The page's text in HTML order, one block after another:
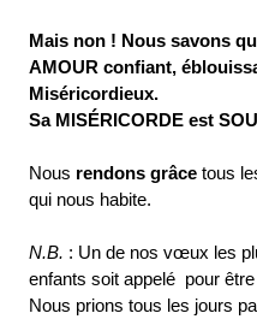
Mais non ! Nous savons
AMOUR confiant,
Miséricordieux.
Sa MISÉRICORDE est
Nous rendons grâce tous
qui nous habite.
N.B. : Un de nos vœux les
enfants soit appelé pour
Nous prions tous les jours